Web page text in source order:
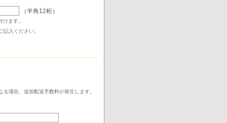
（半角12桁）
ます。
入ください。
場合、追加配送手数料が発生します。